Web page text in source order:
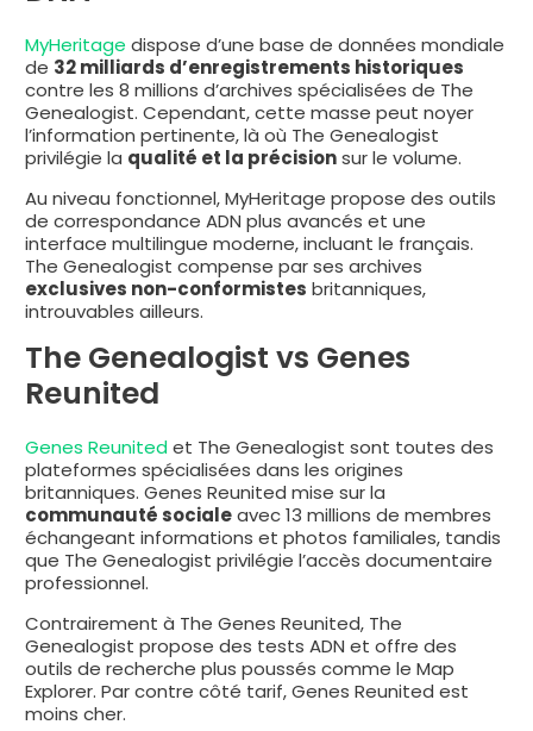
MyHeritage dispose d’une base de données mondiale
de 32 milliards d’enregistrements historiques
contre les 8 millions d’archives spécialisées de The
Genealogist. Cependant, cette masse peut noyer
l’information pertinente, là où The Genealogist
privilégie la qualité et la précisionsur le volume.
Au niveau fonctionnel, MyHeritage propose des outils
de correspondance ADN plus avancés et une
interface multilingue moderne, incluant le français.
The Genealogist compense par ses archives
exclusives non-conformistes britanniques,
introuvables ailleurs.
The Genealogist vs Genes
Reunited
Genes Reunitedet The Genealogist sont toutes des
plateformes spécialisées dans les origines
britanniques. Genes Reunited mise sur la
communauté socialeavec 13 millions de membres
échangeant informations et photos familiales, tandis
que The Genealogist privilégie l’accès documentaire
professionnel.
Contrairement à The Genes Reunited, The
Genealogist propose des tests ADN et offre des
outils de recherche plus poussés comme le Map
Explorer. Par contre côté tarif, Genes Reunited est
moins cher.